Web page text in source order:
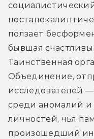
ползает
бывшая
Таинственная
Объединение,
исследователей
среди аномалий и
личностей, чья
произошедший